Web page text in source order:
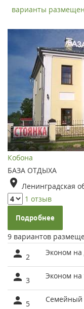
варианты
Кобона
БАЗА ОТДЫХА
Ленинградская
1 отзыв
Подробнее
9 вариантов
2 Эконом на
3 Эконом на
5 Семейный